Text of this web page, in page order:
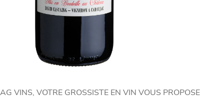
AG VINS, VOTRE GROSSISTE EN VIN VOUS PROPOSE